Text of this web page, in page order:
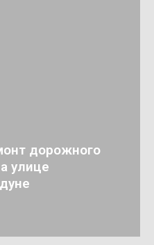
дорожного
улице